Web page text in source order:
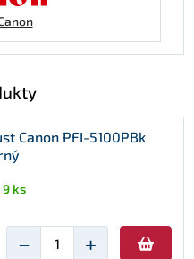
Canon PFI-5100PBk
9 ks
− +